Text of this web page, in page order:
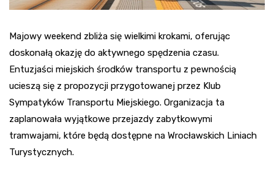
Majowy weekend zbliża się wielkimi krokami, oferując
doskonałą okazję do aktywnego spędzenia czasu.
Entuzjaści miejskich środków transportu z pewnością
ucieszą się z propozycji przygotowanej przez Klub
Sympatyków Transportu Miejskiego. Organizacja ta
zaplanowała wyjątkowe przejazdy zabytkowymi
tramwajami, które będą dostępne na Wrocławskich Liniach
Turystycznych.